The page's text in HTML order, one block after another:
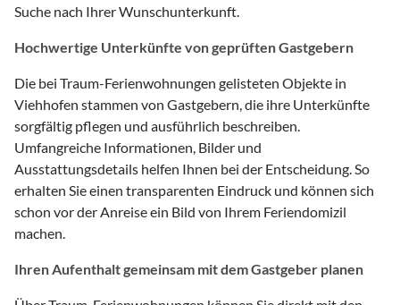
Suche nach Ihrer Wunschunterkunft.
Hochwertige Unterkünfte von geprüften Gastgebern
Die bei Traum-Ferienwohnungen gelisteten Objekte in
Viehhofen stammen von Gastgebern, die ihre Unterkünfte
sorgfältig pflegen und ausführlich beschreiben.
Umfangreiche Informationen, Bilder und
Ausstattungsdetails helfen Ihnen bei der Entscheidung. So
erhalten Sie einen transparenten Eindruck und können sich
schon vor der Anreise ein Bild von Ihrem Feriendomizil
machen.
Ihren Aufenthalt gemeinsam mit dem Gastgeber planen